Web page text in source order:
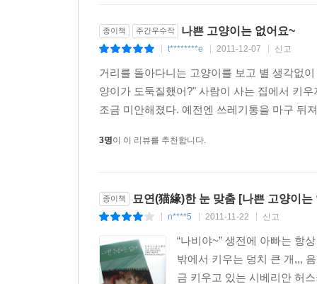
종이책 주간우수작 나쁜 고양이는 없어요~
t********e 2011-12-07 신고
거리를 돌아다니는 고양이를 보고 별 생각없
양이가 도둑질했어?" 사람이 사는 집에서 키
조금 미안해졌다. 예전엔 쓰레기통을 마구 뒤
3명이 이 리뷰를 추천합니다.
종이책 묘연(猫緣)한 눈 맞춤 [나쁜 고양이는
n****5 2011-11-22 신고
“나비야~” 생전에 아빠는 항
밖에서 키우는 덩치 큰 개,,,
금 키우고 있는 시베리안 허